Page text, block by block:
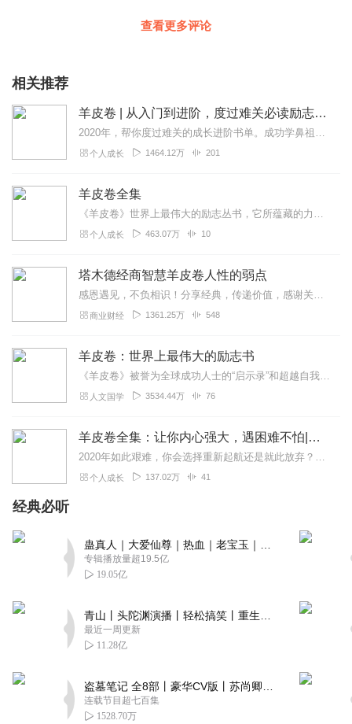
查看更多评论
相关推荐
羊皮卷 | 从入门到进阶，度过难关必读励志书单（增订编译版）
2020年，帮你度过难关的成长进阶书单。成功学鼻祖卡耐基，马云乔布斯追捧的教育之父最伟大的励志畅销书，改变千万人命运的成功圣经经典加餐，重新编译，更符合中国人收...
个人成长 1464.12万 201
羊皮卷全集
《羊皮卷》世界上最伟大的励志丛书，它所蕴藏的力量改变了无数人的生活命运，包括撰写出风靡世界的《世界上最伟大的推销员》的本书编者奥格·曼狄诺。奥格·曼狄诺是当今世...
个人成长 463.07万 10
塔木德经商智慧羊皮卷人性的弱点
感恩遇见，不负相识！分享经典，传递价值，感谢关注！交流合作+（微：A255618)某信、某音同号【塔木德、羊皮卷、人性的弱点、墨菲定律、世界上最神奇的24...
商业财经 1361.25万 548
羊皮卷：世界上最伟大的励志书
《羊皮卷》被誉为全球成功人士的“启示录”和超越自我极限的“旷世奇书”。本书将多年来一直被人们奉为圣经的经典理念和信条，阐述得详尽而淋漓。
人文国学 3534.44万 76
羊皮卷全集：让你内心强大，遇困难不怕|洛克菲勒推荐
2020年如此艰难，你会选择重新起航还是就此放弃？如果你读过太多鸡汤还是没有用处如果你心中充满了迷茫，不知去哪如果你想让自己更优秀，不甘平凡那我推荐你读读这本力...
个人成长 137.02万 41
经典必听
专辑播放量超19.5亿
19.05亿
最近一周更新
11.28亿
连载节目超七百集
1528.70万